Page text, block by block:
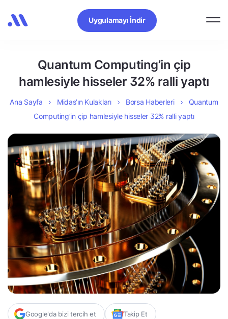
Uygulamayı İndir
Quantum Computing’in çip
hamlesiyle hisseler 32% ralli yaptı
Ana Sayfa Midas’ın Kulakları Borsa Haberleri
Quantum
Computing’in çip hamlesiyle hisseler 32% ralli yaptı
Google'da bizi tercih et Takip Et